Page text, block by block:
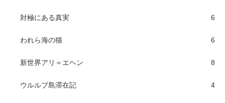
対極にある真実 6
われら海の猫 6
新世界アリ＝エヘン 8
ウルルブ島滞在記 4